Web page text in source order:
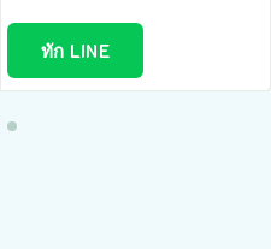
ทัก LINE